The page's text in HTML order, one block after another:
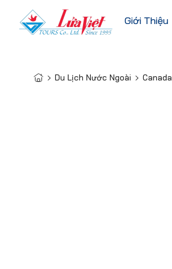
Giới Thiệu
Du Lịch Nước Ngoài Canada